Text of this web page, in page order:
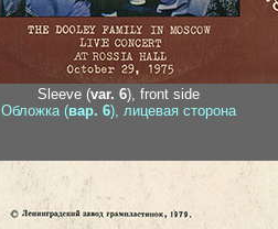
Sleeve (var. 6), front side
Обложка (вар. 6), лицевая сторона